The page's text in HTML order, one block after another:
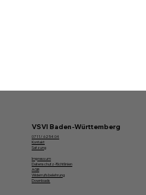
VSVI Baden-Württemberg
07 11/ 62 54 04
Kontakt
Satzung
Impressum
Datenschutz-Richtlinien
AGB
Widerrufsbelehrung
Downloads